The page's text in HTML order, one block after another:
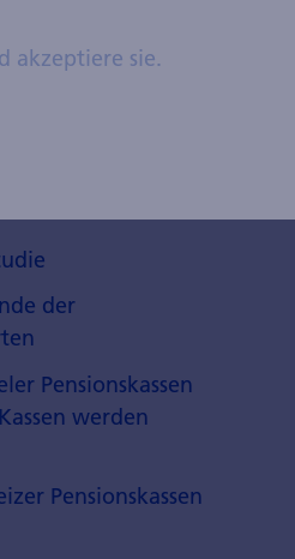
aus Mitteln
des
der
Pensionskassen
werden
Pensionskassen
akzeptiere sie.